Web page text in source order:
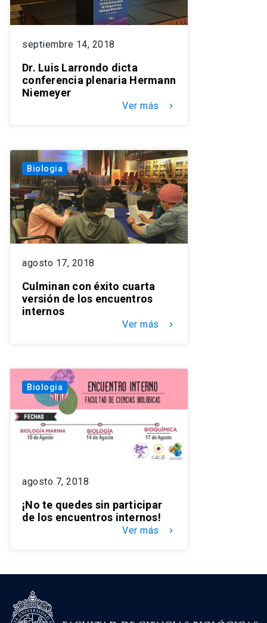
septiembre 14, 2018
Dr. Luis Larrondo dicta
conferencia plenaria Hermann
Niemeyer
Ver más keyboard_arrow_right
Biologia
agosto 17, 2018
Culminan con éxito cuarta
versión de los encuentros
internos
Ver más keyboard_arrow_right
Biologia
agosto 7, 2018
¡No te quedes sin participar
de los encuentros internos!
Ver más keyboard_arrow_right